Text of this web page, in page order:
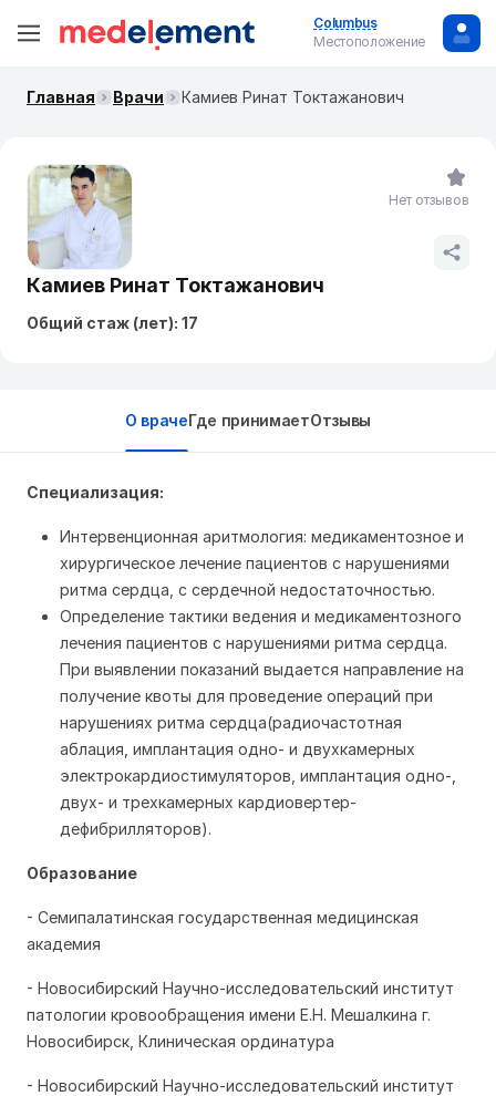
Columbus
Местоположение
Главная Врачи Камиев Ринат Токтажанович
Камиев Ринат Токтажанович
Общий стаж (лет): 17
Нет отзывов
О врачеГде принимаетОтзывы
Специализация:
Интервенционная аритмология: медикаментозное и
хирургическое лечение пациентов с нарушениями
ритма сердца, с сердечной недостаточностью.
Определение тактики ведения и медикаментозного
лечения пациентов с нарушениями ритма сердца.
При выявлении показаний выдается направление на
получение квоты для проведение операций при
нарушениях ритма сердца(радиочастотная
аблация, имплантация одно- и двухкамерных
электрокардиостимуляторов, имплантация одно-,
двух- и трехкамерных кардиовертер-
дефибрилляторов).
Образование
- Семипалатинская государственная медицинская
академия
- Новосибирский Научно-исследовательский институт
патологии кровообращения имени Е.Н. Мешалкина г.
Новосибирск, Клиническая ординатура
- Новосибирский Научно-исследовательский институт